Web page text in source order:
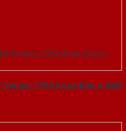
Veneer P1R5 Xoan Đào-a-SGD